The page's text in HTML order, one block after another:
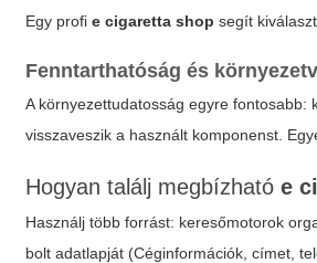
Egy profie cigaretta shop segít
Fenntarthatóság és
A környezettudatosság egyre
visszaveszik a használt komponenst.
Hogyan találj megbízhatóe
Használj több forrást: keresőmotorok
bolt adatlapját (Céginformációk, címet,